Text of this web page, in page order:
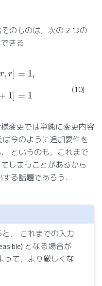
のものは，次の 2 つの
きる．
(10)
C +
変更では単純に変更内容
今のように追加要件を
というのも，これまで
しまうことがあるから
る話題であろう．
， これまでの入力
となる場合が
って，より厳しくな